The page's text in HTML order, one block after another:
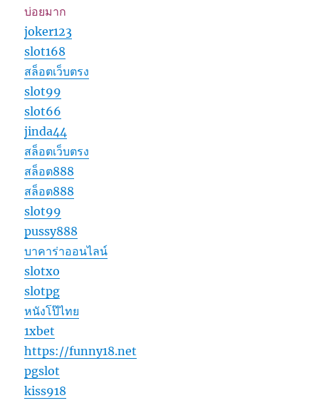
บ่อยมาก
joker123
slot168
สล็อตเว็บตรง
slot99
slot66
jinda44
สล็อตเว็บตรง
สล็อต888
สล็อต888
slot99
pussy888
บาคาร่าออนไลน์
slotxo
slotpg
หนังโป๊ไทย
1xbet
https://funny18.net
pgslot
kiss918